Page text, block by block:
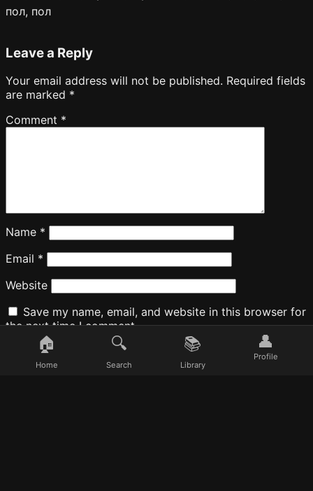
пол, пол
Leave a Reply
Your email address will not be published. Required fields
are marked *
Comment *
Name *
Email *
Website
Save my name, email, and website in this browser for
the next time I comment.
🏠
Home
🔍
Search
📚
Library
👤
Profile